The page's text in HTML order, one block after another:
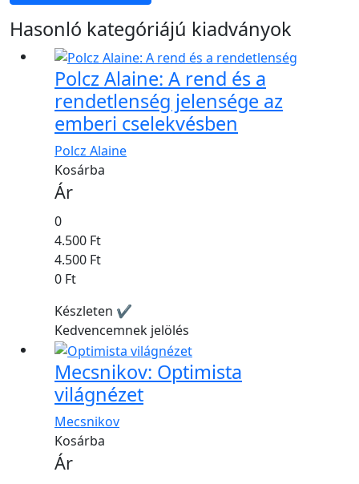
Hasonló kategóriájú kiadványok
Polcz Alaine: A rend és a
rendetlenség jelensége az
emberi cselekvésben
Polcz Alaine
Kosárba
Ár
0
4.500 Ft
4.500 Ft
0 Ft
Készleten ✔
Kedvencemnek jelölés
Mecsnikov: Optimista
világnézet
Mecsnikov
Kosárba
Ár